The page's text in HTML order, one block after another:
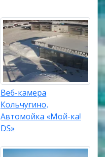
Веб-камера
Кольчугино,
Автомойка «Мой-ка!
DS»